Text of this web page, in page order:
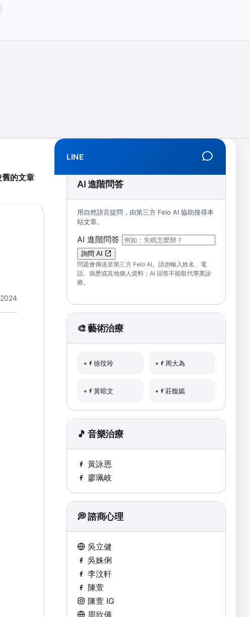
、雙相、拒學、創傷、解離、EMDR、TMS、NIRS、預約）
舊的文章
LINE
AI 進階問答
用自然語言提問，由第三方 Felo AI 協助搜尋本
站文章。
AI 進階問答 （可輸入自然語言問題；送出後會
詢問 AI
問題會傳送至第三方 Felo AI。請勿輸入姓名、電
話、病歷或其他個人資料；AI 回答不能取代專業診
療。
🎨 藝術治療
徐玟玲 周大為
黃暄文 莊馥嫣
🎵 音樂治療
黃詠恩
廖珮岐
💭 諮商心理
吳立健
吳姝俐
李汶軒
陳萱
陳萱 IG
周欣儀